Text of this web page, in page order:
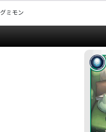
グミモン